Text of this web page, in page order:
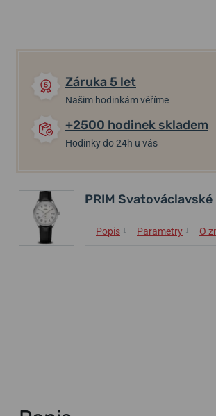
Záruka 5 let
Našim hodinkám věříme
+2500 hodinek skladem
Hodinky do 24h u vás
PRIM Svatováclavské
Popis ↓ Parametry ↓ O